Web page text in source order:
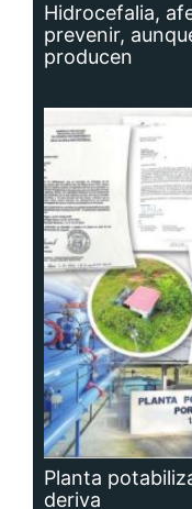
Hidrocefalia,
prevenir,
producen
Planta
deriva